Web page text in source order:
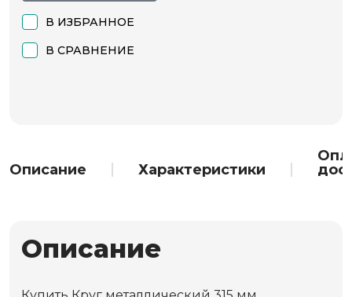
В ИЗБРАННОЕ
В СРАВНЕНИЕ
Описание Характеристики
Описание